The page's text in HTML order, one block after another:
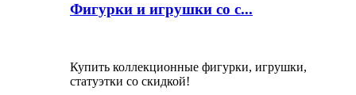
Фигурки и игрушки со с...
Купить коллекционные фигурки, игрушки,
статуэтки со скидкой!